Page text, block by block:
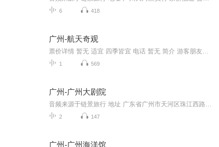
6 418
广州-航天奇观
1 569
广州-广州大剧院
2 147
广州-广州海洋馆